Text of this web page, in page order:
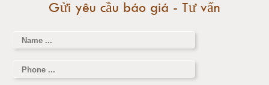
Cân điện tử 3000kg
Cân điện tử 1 tấn
Cân điện tử 2 tấn
Gửi yêu cầu báo giá - Tư vấn